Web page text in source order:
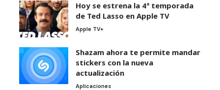
Hoy se estrena la 4ª temporada
de Ted Lasso en Apple TV
Apple TV+
Shazam ahora te permite mandar
stickers con la nueva
actualización
Aplicaciones